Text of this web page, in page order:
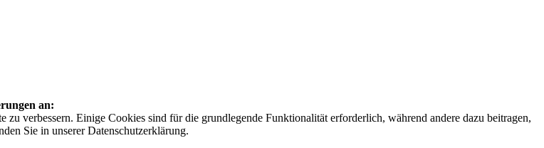
an:
verbessern. Einige Cookies sind für die grundlegende Funktionalität erforderlich, während andere dazu beitragen,
Sie in unserer Datenschutzerklärung.